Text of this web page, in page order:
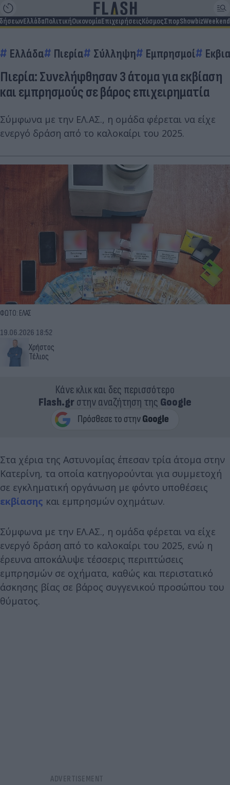
ΕλλάδαΠολιτικήΟικονομίαΕπιχειρήσειςΚόσμοςΣπορShowbizWeekend
Ελλάδα Πιερία Σύλληψη Εμπρησμοί
Πιερία: Συνελήφθησαν 3 άτομα για εκβίαση
και εμπρησμούς σε βάρος επιχειρηματία
Σύμφωνα με την ΕΛ.ΑΣ., η ομάδα φέρεται να είχε
ενεργό δράση από το καλοκαίρι του 2025.
ΦΩΤΟ: ΕΛΑΣ
Χρήστος
Τέλιος
19.06.2026 18:52
Κάνε κλικ και δες περισσότερο
Flash.grστην αναζήτηση της Google
Στα χέρια της Αστυνομίας έπεσαν τρία άτομα στην
Κατερίνη, τα οποία κατηγορούνται για συμμετοχή
σε εγκληματική οργάνωση με φόντο υποθέσεις
εκβίασης και εμπρησμών οχημάτων.
Σύμφωνα με την ΕΛ.ΑΣ., η ομάδα φέρεται να είχε
ενεργό δράση από το καλοκαίρι του 2025, ενώ η
έρευνα αποκάλυψε τέσσερις περιπτώσεις
εμπρησμών σε οχήματα, καθώς και περιστατικό
άσκησης βίας σε βάρος συγγενικού προσώπου του
θύματος.